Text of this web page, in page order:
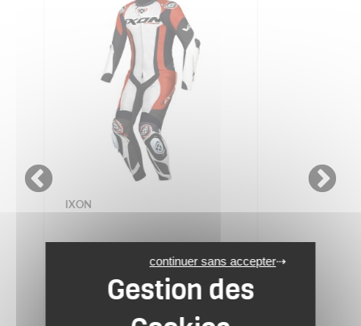
Combinaison VORTEX 3
959.99 €
continuer sans accepter